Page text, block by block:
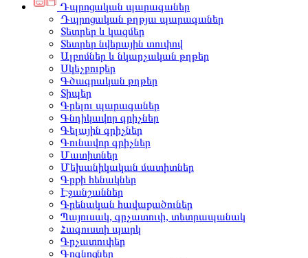
Դպրոցական պարագաներ
Դպրոցական թղթյա պարագաներ
Տետրեր և կազմեր
Տետրեր նվերային տուփով
Ալբոմներ և նկարչական թղթեր
Սկեչբուքեր
Գծագրական թղթեր
Տիպեր
Գրելու պարագաներ
Գնդիկավոր գրիչներ
Գելային գրիչներ
Գունավոր գրիչներ
Մատիտներ
Մեխանիկական մատիտներ
Գրքի հենակներ
Էջանշաններ
Գրենական հավաքածուներ
Պայուսակ, գրչատուփ, տետրապանակ
Հագուստի պարկ
Գրչատուփեր
Գոգնոցներ